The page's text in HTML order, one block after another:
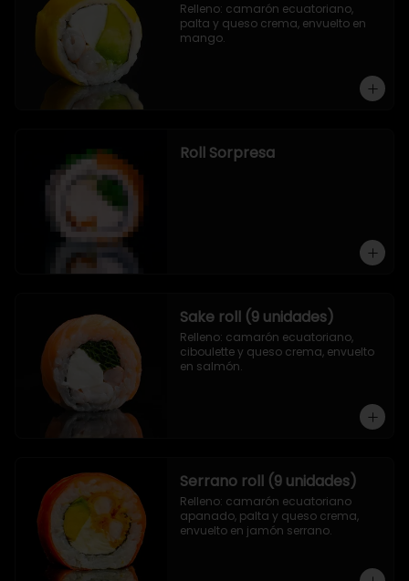
Relleno: camarón ecuatoriano,
palta y queso crema, envuelto en
mango.
Roll Sorpresa
Sake roll (9 unidades)
Relleno: camarón ecuatoriano,
ciboulette y queso crema, envuelto
en salmón.
Serrano roll (9 unidades)
Relleno: camarón ecuatoriano
apanado, palta y queso crema,
envuelto en jamón serrano.